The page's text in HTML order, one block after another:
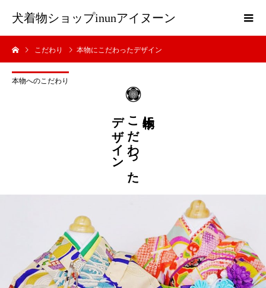
犬着物ショップinunアイヌーン
こだわり 本物にこだわったデザイン
本物へのこだわり
本物に
こだわった
デザイン